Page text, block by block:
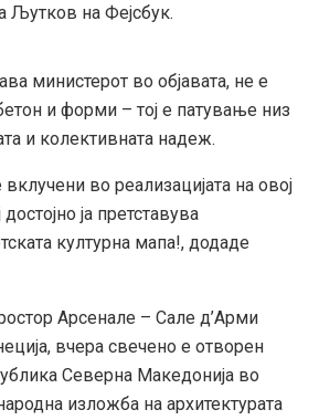
Љутков на Фејсбук.
министерот во објавата, не е
и форми – тој е патување низ
и колективната надеж.
во реализацијата на овој
ја претставува
културна мапа!, додаде
Арсенале – Сале д’Арми
вчера свечено е отворен
Северна Македонија во
изложба на архитектурата